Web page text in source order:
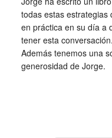
todas estas estrategias
en práctica en su día a
tener esta conversación.
Además tenemos una
generosidad de Jorge.